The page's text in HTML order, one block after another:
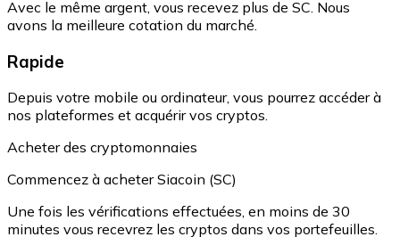
Avec le même argent, vous recevez plus de SC. Nous
avons la meilleure cotation du marché.
Rapide
Depuis votre mobile ou ordinateur, vous pourrez accéder à
nos plateformes et acquérir vos cryptos.
Acheter des cryptomonnaies
Commencez à acheter Siacoin (SC)
Une fois les vérifications effectuées, en moins de 30
minutes vous recevrez les cryptos dans vos portefeuilles.